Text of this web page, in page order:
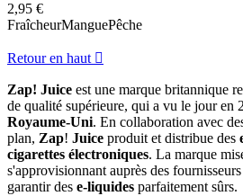
2,95 €
FraîcheurManguePêche
Retour en haut 
Zap! Juice est une marque britannique
de qualité supérieure, qui a vu le jour en
Royaume-Uni. En collaboration avec
plan, Zap! Juice produit et distribue des
cigarettes électroniques. La marque
s'approvisionnant auprès des
garantir des e-liquides parfaitement sûrs.